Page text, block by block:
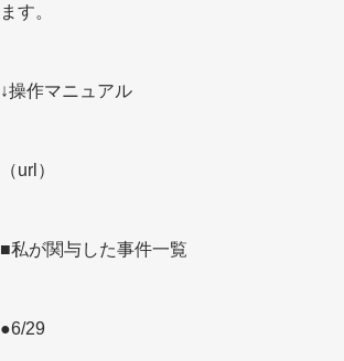
ます。
↓操作マニュアル
（url）
■私が関与した事件一覧
●6/29